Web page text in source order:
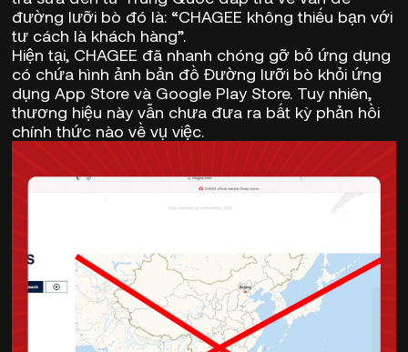
đường lưỡi bò đó là: “CHAGEE không thiếu bạn với
tư cách là khách hàng”.
Hiện tại, CHAGEE đã nhanh chóng gỡ bỏ ứng dụng
có chứa hình ảnh bản đồ Đường lưỡi bò khỏi ứng
dụng App Store và Google Play Store. Tuy nhiên,
thương hiệu này vẫn chưa đưa ra bất kỳ phản hồi
chính thức nào về vụ việc.